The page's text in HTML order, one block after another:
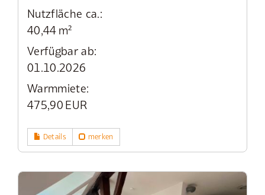
Nutzfläche ca.:
40,44 m²
Verfügbar ab:
01.10.2026
Warmmiete:
475,90 EUR
Details merken